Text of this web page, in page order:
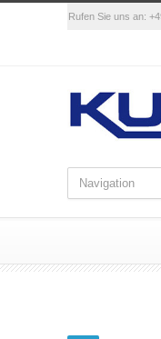
Rufen Sie uns an: